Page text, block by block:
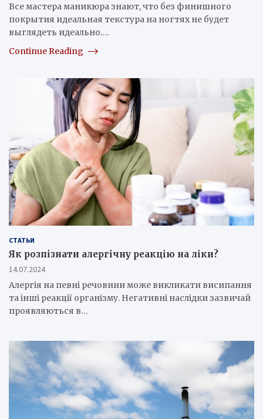
Все мастера маникюра знают, что без финишного
покрытия идеальная текстура на ногтях не будет
выглядеть идеально.…
Continue Reading
СТАТЬИ
Як розпізнати алергічну реакцію на ліки?
14.07.2024
Алергія на певні речовини може викликати висипання
та інші реакції організму. Негативні наслідки зазвичай
проявляються в…